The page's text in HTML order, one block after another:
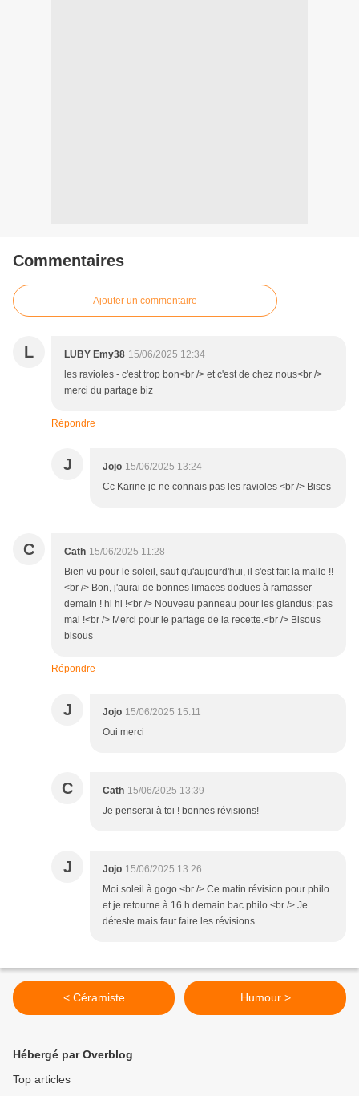
Commentaires
Ajouter un commentaire
L LUBY Emy38 15/06/2025 12:34
les ravioles - c'est trop bon<br /> et c'est de chez nous<br />
merci du partage biz
Répondre
J Jojo 15/06/2025 13:24
Cc Karine je ne connais pas les ravioles <br /> Bises
C Cath 15/06/2025 11:28
Bien vu pour le soleil, sauf qu'aujourd'hui, il s'est fait la malle !!
<br /> Bon, j'aurai de bonnes limaces dodues à ramasser
demain ! hi hi !<br /> Nouveau panneau pour les glandus: pas
mal !<br /> Merci pour le partage de la recette.<br /> Bisous
bisous
Répondre
J Jojo 15/06/2025 15:11
Oui merci
C Cath 15/06/2025 13:39
Je penserai à toi ! bonnes révisions!
J Jojo 15/06/2025 13:26
Moi soleil à gogo <br /> Ce matin révision pour philo
et je retourne à 16 h demain bac philo <br /> Je
déteste mais faut faire les révisions
< Céramiste Humour >
Hébergé par Overblog
Top articles